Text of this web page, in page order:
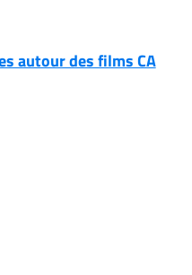
autour des films CA